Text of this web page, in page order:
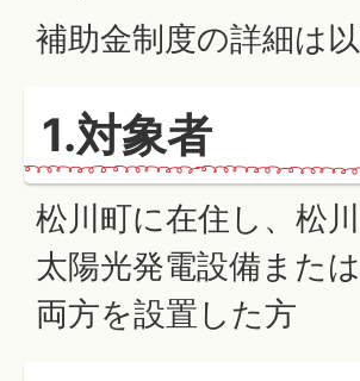
補助金制度の詳細は
1.対象者
松川町に在住し、松
太陽光発電設備また
両方を設置した方